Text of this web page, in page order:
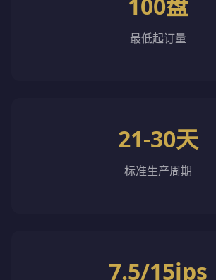
最低起订量
21-30天
标准生产周期
7.5/15ips